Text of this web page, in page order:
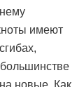
имеют
новые. Как